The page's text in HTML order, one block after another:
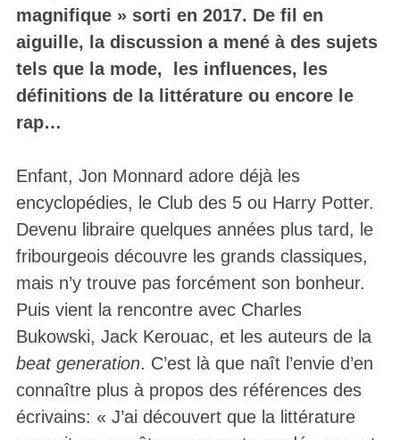
magnifique » sorti en 2017. De fil en
aiguille, la discussion a mené à des sujets
tels que la mode, les influences, les
définitions de la littérature ou encore le
rap…
Enfant, Jon Monnard adore déjà les
encyclopédies, le Club des 5 ou Harry Potter.
Devenu libraire quelques années plus tard, le
fribourgeois découvre les grands classiques,
mais n’y trouve pas forcément son bonheur.
Puis vient la rencontre avec Charles
Bukowski, Jack Kerouac, et les auteurs de la
beat generation. C’est là que naît l’envie d’en
connaître plus à propos des références des
écrivains: « J’ai découvert que la littérature